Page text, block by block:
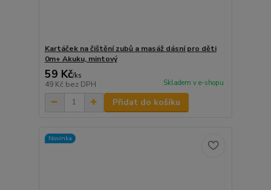
Kartáček na čištění zubů a masáž dásní pro děti
0m+ Akuku, mintový
59 Kč/ks
49 Kč bez DPH Skladem v e-shopu
Přidat do košíku
Novinka